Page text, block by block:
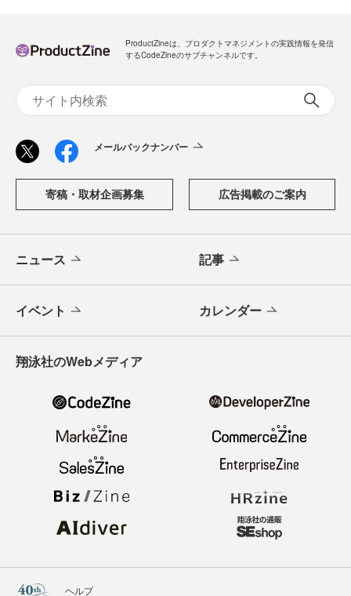
ProductZineは、プロダクトマネジメントの実践情報を発信
するCodeZineのサブチャンネルです。
メールバックナンバー
寄稿・取材企画募集 広告掲載のご案内
ニュース 記事
イベント カレンダー
翔泳社のWebメディア
ヘルプ